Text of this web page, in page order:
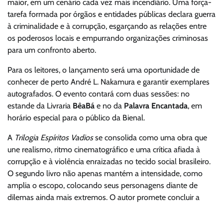
maior, em um cenário cada vez mais incendiário. Uma força-
tarefa formada por órgãos e entidades públicas declara guerra
à criminalidade e à corrupção, esgarçando as relações entre
os poderosos locais e empurrando organizações criminosas
para um confronto aberto.
Para os leitores, o lançamento será uma oportunidade de
conhecer de perto André L. Nakamura e garantir exemplares
autografados. O evento contará com duas sessões: no
estande da Livraria BêaBá e no da Palavra Encantada, em
horário especial para o público da Bienal.
A Trilogia Espíritos Vadiosse consolida como uma obra que
une realismo, ritmo cinematográfico e uma crítica afiada à
corrupção e à violência enraizadas no tecido social brasileiro.
O segundo livro não apenas mantém a intensidade, como
amplia o escopo, colocando seus personagens diante de
dilemas ainda mais extremos. O autor promete concluir a